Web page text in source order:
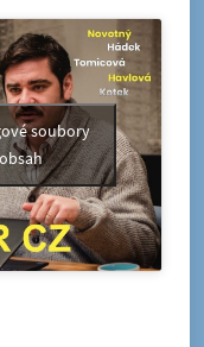
soubory